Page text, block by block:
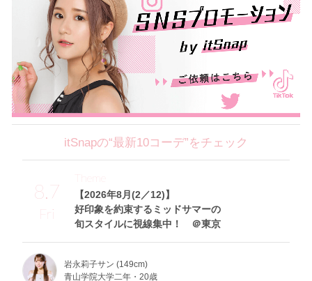
itSnapの“最新10コーデ”をチェック
8.7
Fri
【2026年8月(2／12)】
好印象を約束するミッドサマーの
旬スタイルに視線集中！ ＠東京
Theme
岩永莉子サン (149cm)
青山学院大学二年・20歳